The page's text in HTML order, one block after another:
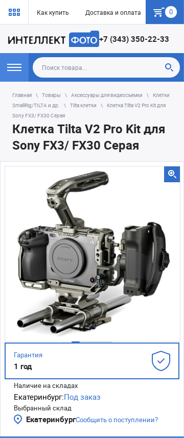
Как купить Доставка и оплата Гарантия
0
+7 (343) 350-22-33
Главная Товары Аксессуары для видеосъемки
Клетки
SmallRig/TILTA и др.
Tilta клетки
Клетка Tilta V2 Pro Kit для
Sony FX3/ FX30 Серая
Клетка Tilta V2 Pro Kit для
Sony FX3/ FX30 Серая
Гарантия
1 год
Наличие на складах
Екатеринбург:Под заказ
Выбранный склад
ЕкатеринбургСообщить о поступлении?